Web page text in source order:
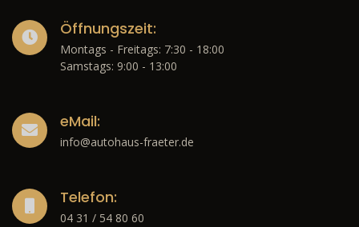
Öffnungszeit:
Montags - Freitags: 7:30 - 18:00
Samstags: 9:00 - 13:00
eMail:
info@autohaus-fraeter.de
Telefon:
04 31 / 54 80 60